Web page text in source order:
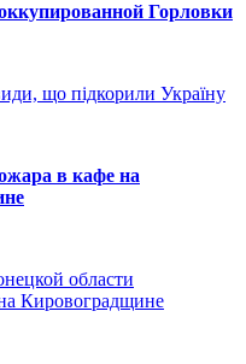
Горловки
що підкорили Україну
в кафе на
области
Кировоградщине